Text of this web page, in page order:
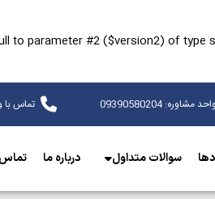
to parameter #2 ($version2) of type
09390580204 تماس با
سوالات متداول درباره ما تماس